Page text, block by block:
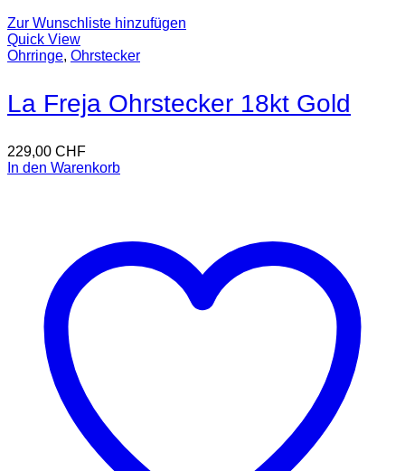
Zur Wunschliste hinzufügen
Quick View
Ohrringe, Ohrstecker
La Freja Ohrstecker 18kt Gold
229,00 CHF
In den Warenkorb